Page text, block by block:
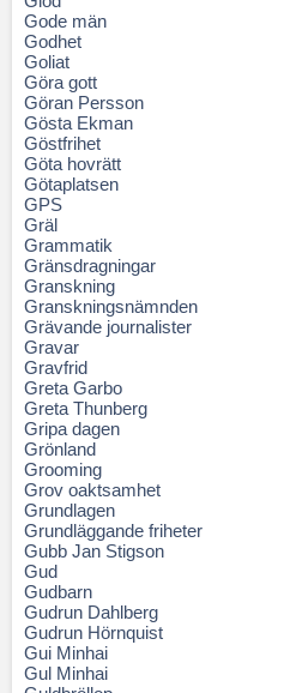
Gode män
Godhet
Goliat
Göra gott
Göran Persson
Gösta Ekman
Göstfrihet
Göta hovrätt
Götaplatsen
GPS
Gräl
Grammatik
Gränsdragningar
Granskning
Granskningsnämnden
Grävande journalister
Gravar
Gravfrid
Greta Garbo
Greta Thunberg
Gripa dagen
Grönland
Grooming
Grov oaktsamhet
Grundlagen
Grundläggande friheter
Gubb Jan Stigson
Gud
Gudbarn
Gudrun Dahlberg
Gudrun Hörnquist
Gui Minhai
Gul Minhai